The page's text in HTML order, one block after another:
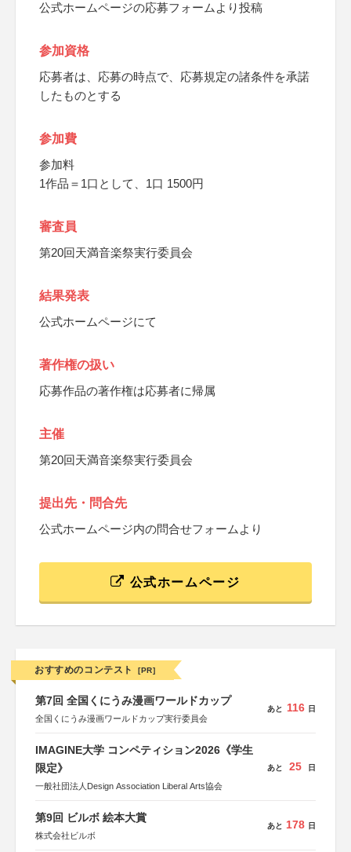
公式ホームページの応募フォームより投稿
参加資格
応募者は、応募の時点で、応募規定の諸条件を承諾
したものとする
参加費
参加料
1作品＝1口として、1口 1500円
審査員
第20回天満音楽祭実行委員会
結果発表
公式ホームページにて
著作権の扱い
応募作品の著作権は応募者に帰属
主催
第20回天満音楽祭実行委員会
提出先・問合先
公式ホームページ内の問合せフォームより
公式ホームページ
おすすめのコンテスト [PR]
第7回 全国くにうみ漫画ワールドカップ
全国くにうみ漫画ワールドカップ実行委員会
あと 116 日
IMAGINE大学 コンペティション2026《学生
限定》
一般社団法人Design Association Liberal Arts協会
あと 25 日
第9回 ビルボ 絵本大賞
株式会社ビルボ
あと 178 日